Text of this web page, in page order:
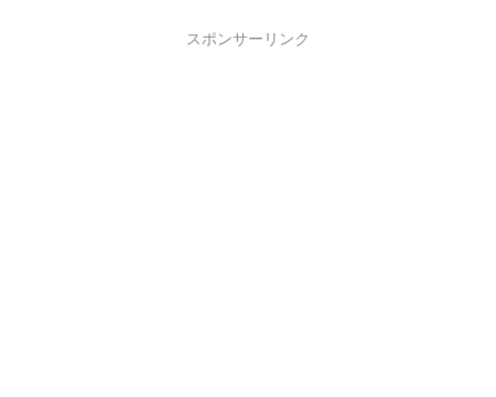
スポンサーリンク